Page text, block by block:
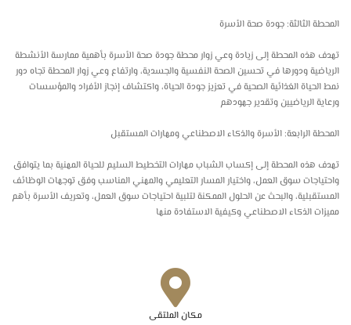
المحطة الثالثة: جودة صحة الأسرة
تهدف هذه المحطة إلى زيادة وعي زوار محطة جودة صحة الأسرة بأهمية ممارسة الأنشطة
الرياضية ودورها في تحسين الصحة النفسية والجسدية، وارتفاع وعي زوار المحطة تجاه دور
نمط الحياة الغذائية الصحية في تعزيز جودة الحياة، واكتشاف إنجاز الأفراد والمؤسسات
ورعاية الرياضيين وتقدير جهودهم
المحطة الرابعة: الأسرة والذكاء الاصطناعي ومهارات المستقبل
تهدف هذه المحطة إلى إكساب الشباب مهارات التخطيط السليم للحياة المهنية بما يتوافق
واحتياجات سوق العمل، واختيار المسار التعليمي والمهني المناسب وفق توجهات الوظائف
المستقبلية، والبحث عن الحلول الممكنة لتلبية احتياجات سوق العمل، وتعريف الأسرة بأهم
مميزات الذكاء الاصطناعي وكيفية الاستفادة منها
مكان الملتقى